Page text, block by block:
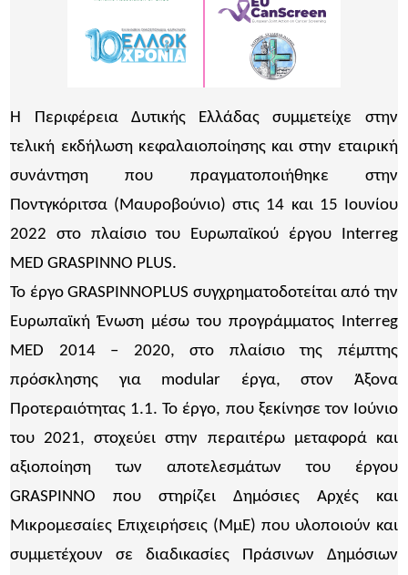
Η Περιφέρεια Δυτικής Ελλάδας συμμετείχε στην
τελική εκδήλωση κεφαλαιοποίησης και στην εταιρική
συνάντηση που πραγματοποιήθηκε στην
Ποντγκόριτσα (Μαυροβούνιο) στις 14 και 15 Ιουνίου
2022 στο πλαίσιο του Ευρωπαϊκού έργου Interreg
MED GRASPINNO PLUS.
Το έργο GRASPINNOPLUS συγχρηματοδοτείται από την
Ευρωπαϊκή Ένωση μέσω του προγράμματος Interreg
MED 2014 – 2020, στο πλαίσιο της πέμπτης
πρόσκλησης για modular έργα, στον Άξονα
Προτεραιότητας 1.1. Το έργο, που ξεκίνησε τον Ιούνιο
του 2021, στοχεύει στην περαιτέρω μεταφορά και
αξιοποίηση των αποτελεσμάτων του έργου
GRASPINNO που στηρίζει Δημόσιες Αρχές και
Μικρομεσαίες Επιχειρήσεις (ΜμΕ) που υλοποιούν και
συμμετέχουν σε διαδικασίες Πράσινων Δημόσιων